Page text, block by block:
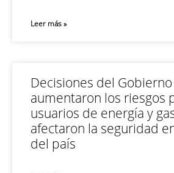
Leer más »
Decisiones del
aumentaron los riesgos
usuarios de energía y
afectaron la seguridad
del país